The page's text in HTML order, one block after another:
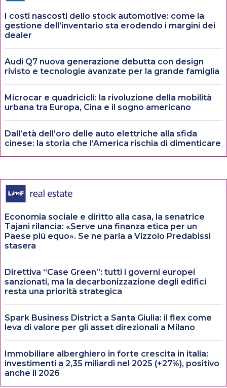
I costi nascosti dello stock automotive: come la
gestione dell’inventario sta erodendo i margini dei
dealer
Audi Q7 nuova generazione debutta con design
rivisto e tecnologie avanzate per la grande famiglia
Microcar e quadricicli: la rivoluzione della mobilità
urbana tra Europa, Cina e il sogno americano
Dall’età dell’oro delle auto elettriche alla sfida
cinese: la storia che l’America rischia di dimenticare
Economia sociale e diritto alla casa, la senatrice
Tajani rilancia: «Serve una finanza etica per un
Paese più equo». Se ne parla a Vizzolo Predabissi
stasera
Direttiva “Case Green”: tutti i governi europei
sanzionati, ma la decarbonizzazione degli edifici
resta una priorità strategica
Spark Business District a Santa Giulia: il flex come
leva di valore per gli asset direzionali a Milano
Immobiliare alberghiero in forte crescita in italia:
investimenti a 2,35 miliardi nel 2025 (+27%), positivo
anche il 2026